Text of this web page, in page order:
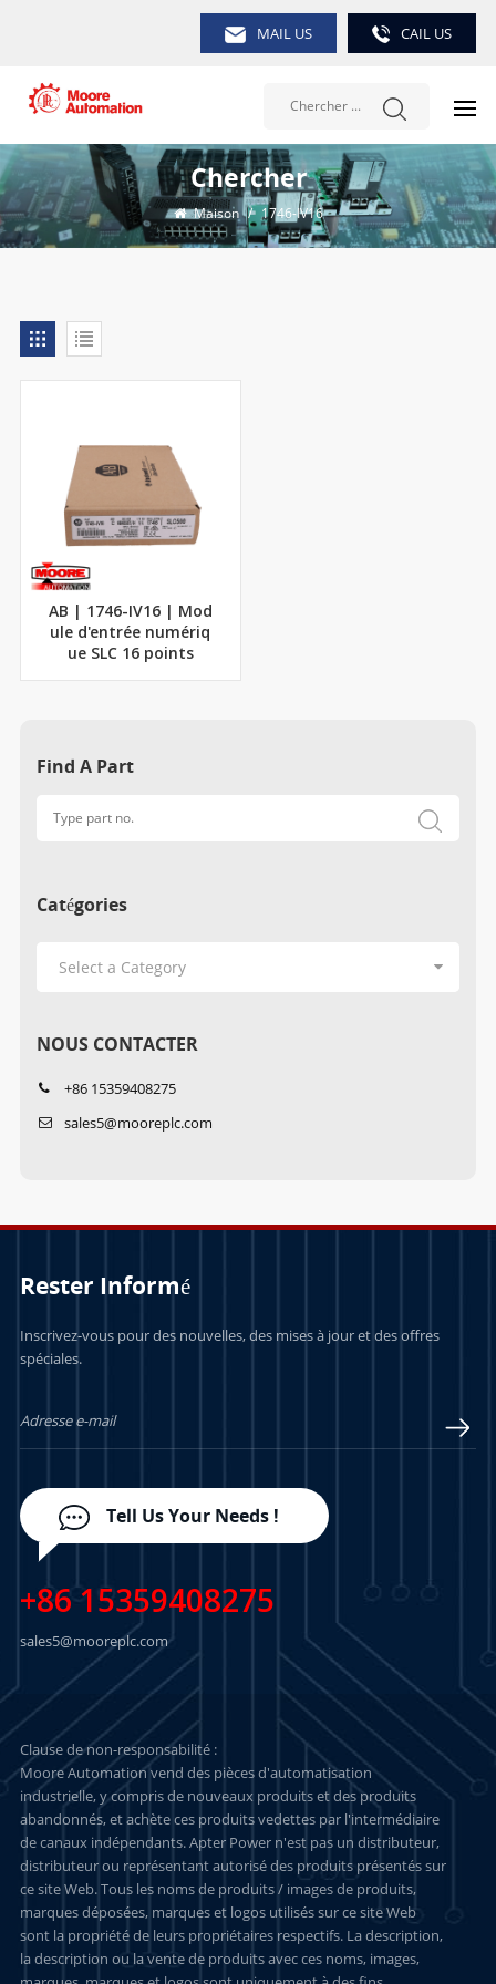
MAIL US CAIL US
Chercher
Maison / 1746-IV16
AB | 1746-IV16 | Mod
ule d'entrée numériq
ue SLC 16 points
Find A Part
Catégories
NOUS CONTACTER
+86 15359408275
sales5@mooreplc.com
Rester Informé
Inscrivez-vous pour des nouvelles, des mises à jour et des offres
spéciales.
Tell Us Your Needs !
+86 15359408275
sales5@mooreplc.com
Clause de non-responsabilité :
Moore Automation vend des pièces d'automatisation
industrielle, y compris de nouveaux produits et des produits
abandonnés, et achète ces produits vedettes par l'intermédiaire
de canaux indépendants. Apter Power n'est pas un distributeur,
distributeur ou représentant autorisé des produits présentés sur
ce site Web. Tous les noms de produits / images de produits,
marques déposées, marques et logos utilisés sur ce site Web
sont la propriété de leurs propriétaires respectifs. La description,
la description ou la vente de produits avec ces noms, images,